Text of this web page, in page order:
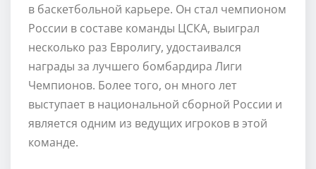
в баскетбольной карьере. Он стал чемпионом
России в составе команды ЦСКА, выиграл
несколько раз Евролигу, удостаивался
награды за лучшего бомбардира Лиги
Чемпионов. Более того, он много лет
выступает в национальной сборной России и
является одним из ведущих игроков в этой
команде.